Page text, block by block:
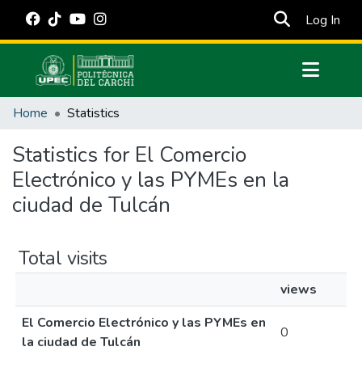
Log In
Communities & Collections
Estadísticas Externas
Manuales
Home Statistics
Statistics for El Comercio
Electrónico y las PYMEs en la
ciudad de Tulcán
Total visits
views
El Comercio Electrónico y las PYMEs en
la ciudad de Tulcán
0